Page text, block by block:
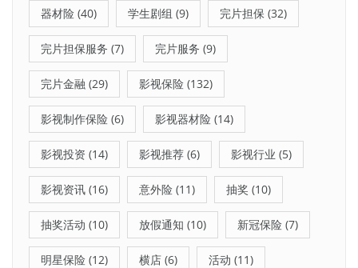
器材险 (40) 学生剧组 (9) 完片担保 (32)
完片担保服务 (7) 完片服务 (9)
完片金融 (29) 影视保险 (132)
影视制作保险 (6) 影视器材险 (14)
影视投资 (14) 影视推荐 (6) 影视行业 (5)
影视资讯 (16) 意外险 (11) 抽奖 (10)
抽奖活动 (10) 放假通知 (10) 新冠保险 (7)
明星保险 (12) 横店 (6) 活动 (11)